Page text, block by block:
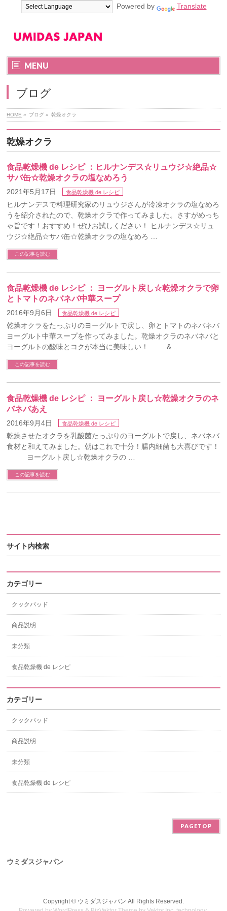
Powered by Translate
MENU
ブログ
HOME » ブログ » 乾燥オクラ
乾燥オクラ
食品乾燥機 de レシピ ：ヒルナンデス☆リュウジ☆絶品☆
サバ缶☆乾燥オクラの塩なめろう
2021年5月17日 食品乾燥機 de レシピ
ヒルナンデスで料理研究家のリュウジさんが冷凍オクラの塩なめろ
うを紹介されたので、乾燥オクラで作ってみました。さすがめっち
ゃ旨です！おすすめ！ぜひお試しください！ ヒルナンデス☆リュ
ウジ☆絶品☆サバ缶☆乾燥オクラの塩なめろ …
この記事を読む
食品乾燥機 de レシピ ： ヨーグルト戻し☆乾燥オクラで卵
とトマトのネバネバ中華スープ
2016年9月6日 食品乾燥機 de レシピ
乾燥オクラをたっぷりのヨーグルトで戻し、卵とトマトのネバネバ
ヨーグルト中華スープを作ってみました。乾燥オクラのネバネバと
ヨーグルトの酸味とコクが本当に美味しい！ & …
この記事を読む
食品乾燥機 de レシピ ： ヨーグルト戻し☆乾燥オクラのネ
バネバあえ
2016年9月4日 食品乾燥機 de レシピ
乾燥させたオクラを乳酸菌たっぷりのヨーグルトで戻し、ネバネバ
食材と和えてみました。朝はこれで十分！腸内細菌も大喜びです！
ヨーグルト戻し☆乾燥オクラの …
この記事を読む
サイト内検索
カテゴリー
クックパッド
商品説明
未分類
食品乾燥機 de レシピ
カテゴリー
クックパッド
商品説明
未分類
食品乾燥機 de レシピ
PAGETOP
ウミダスジャパン
Copyright © ウミダスジャパン All Rights Reserved.